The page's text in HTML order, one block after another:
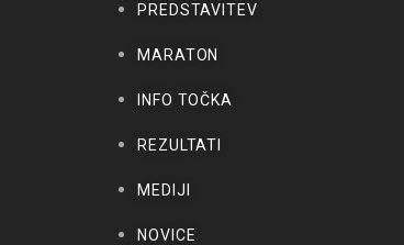
PREDSTAVITEV
MARATON
INFO TOČKA
REZULTATI
MEDIJI
NOVICE